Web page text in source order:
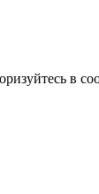
в